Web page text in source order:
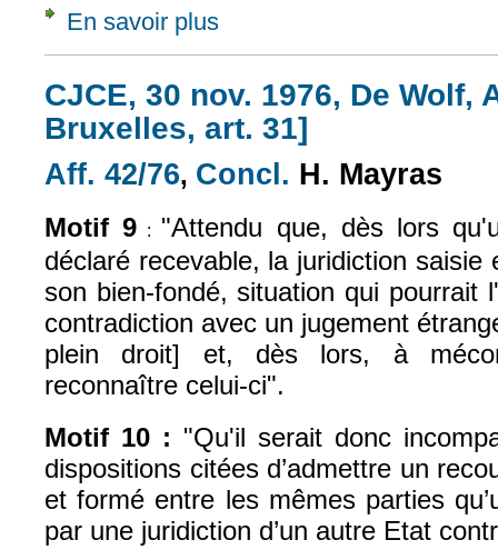
En savoir plus
CJCE, 30 nov. 1976, De Wolf,
Bruxelles, art. 31]
Aff. 42/76 (le lien est externe)
, Concl. (le lien est externe)
H. Mayras
Motif 9 : "Attendu que, dès lors
déclaré recevable, la juridiction
son bien-fondé, situation qui pourrait
contradiction avec un jugement
plein droit] et, dès lors, à
reconnaître celui-ci".
Motif 10 : "Qu'il serait donc
dispositions citées d’admettre un
et formé entre les mêmes parties
par une juridiction d’un autre Etat